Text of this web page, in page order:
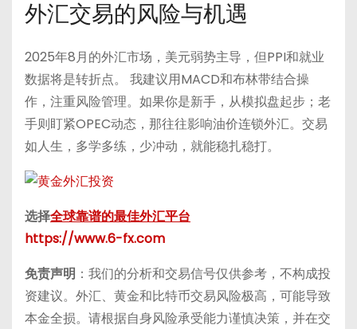
外汇交易的风险与机遇
2025年8月的外汇市场，美元弱势主导，但PPI和就业
数据将是转折点。 我建议用MACD和布林带结合操
作，注重风险管理。如果你是新手，从模拟盘起步；老
手则盯紧OPEC动态，那往往影响油价连锁外汇。交易
如人生，多学多练，少冲动，就能稳扎稳打。
选择全球靠谱的最佳外汇平台
https://www.6-fx.com
免责声明 ：我们的分析和交易信号仅供参考，不构成投
资建议。外汇、黄金和比特币交易风险极高，可能导致
本金全损。请根据自身风险承受能力谨慎决策，并在交